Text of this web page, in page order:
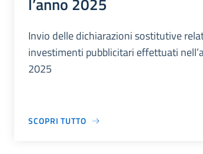
Invio delle dichiarazioni sostitutive
investimenti pubblicitari effettuati
2025
SCOPRI TUTTO